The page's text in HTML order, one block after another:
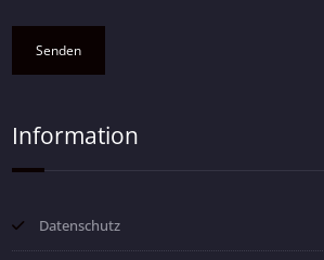
Information
Datenschutz